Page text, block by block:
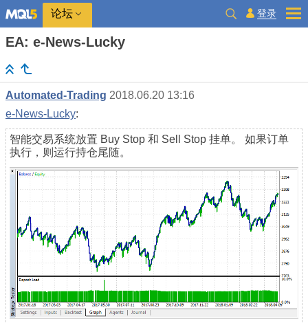
论坛 登录
EA: e-News-Lucky
Automated-Trading 2018.06.20 13:16
e-News-Lucky:
智能交易系统放置 Buy Stop 和 Sell Stop 挂单。 如果订单
执行，则运行持仓尾随。